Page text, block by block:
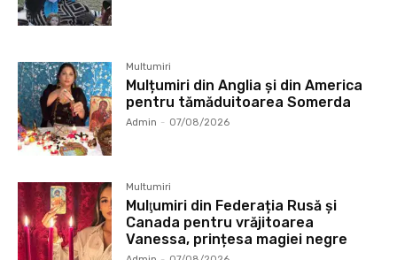
Multumiri
Mulțumiri din Anglia și din America
pentru tămăduitoarea Somerda
Admin - 07/08/2026
Multumiri
Mulţumiri din Federația Rusă și
Canada pentru vrăjitoarea
Vanessa, prințesa magiei negre